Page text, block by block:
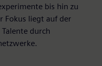
bis hin zu
Fokus liegt auf der
durch